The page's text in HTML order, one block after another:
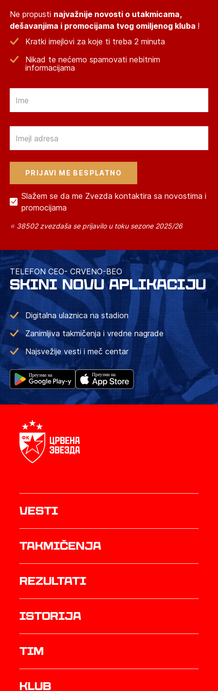
Ne propusti najvažnije novosti o utakmicama,
dešavanjima i promocijama tvog omiljenog kluba !
Kratki imejlovi za koje ti treba 2 minuta
Nikad te nećemo spamovati nebitnim
informacijama
Slažem se da me Zvezda kontaktira sa novostima i
promocijama
⭐ 38502 zvezdaša se prijavilo u toku sezone 2025/26
TELEFON CEO- CRVENO-BEO
SKINI NOVU APLIKACIJU
Digitalna ulaznica na stadion
Zanimljiva takmičenja i vredne nagrade
Najsvežije vesti i meč centar
Vesti
Takmičenja
rezultati
istorija
TIM
Klub